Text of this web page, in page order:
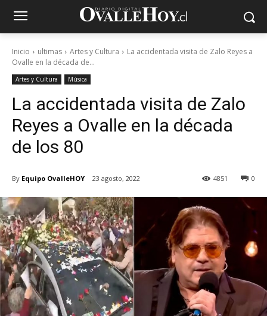
Inicio ultimas Artes y Cultura
La accidentada visita de Zalo Reyes a
Ovalle en la década de...
Artes y Cultura Música
La accidentada visita de Zalo
Reyes a Ovalle en la década
de los 80
By Equipo OvalleHOY 23 agosto, 2022 0
4851